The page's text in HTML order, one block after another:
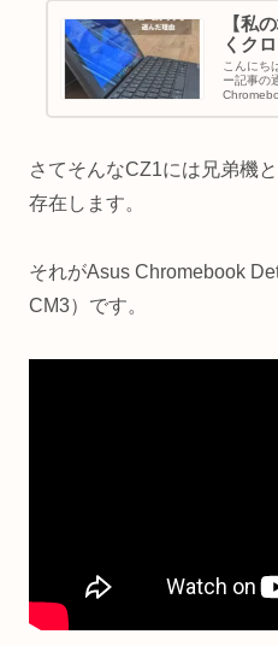
【私
くク
こんにち
ー記事の
さてそんなCZ1には兄弟機
存在します。
それがAsus Chromebook
CM3）です。